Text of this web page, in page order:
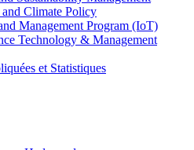
Climate Policy
Management Program (IoT)
Technology & Management
et Statistiques